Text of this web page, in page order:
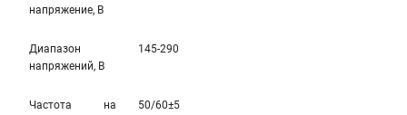
напряжение, В
Диапазон
напряжений, В
145-290
Частота на
50/60±5